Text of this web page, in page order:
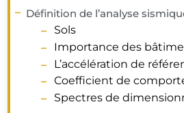
Définition de l’analyse
Sols
Importance des
L’accélération de
Coefficient de
Spectres de